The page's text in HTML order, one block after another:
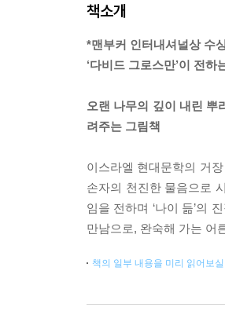
책소개
*맨부커 인터내셔널상 수
‘다비드 그로스만’이 전하
오랜 나무의 깊이 내린 뿌
려주는 그림책
이스라엘 현대문학의 거
손자의 천진한 물음으로
임을 전하며 ‘나이 듦’의
만남으로, 완숙해 가는 어
책의 일부 내용을 미리 읽어보